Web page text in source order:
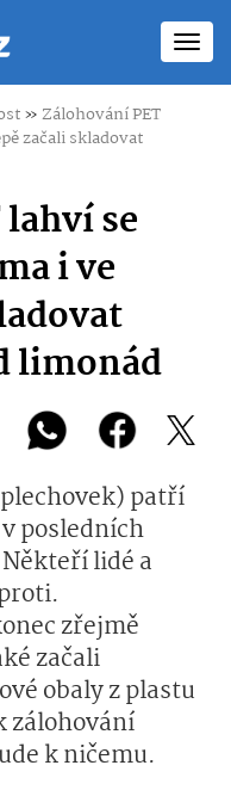
»Zálohování PET
začali skladovat
se
i ve
limonád
patří
posledních
lidé a
zřejmě
začali
obaly z plastu
zálohování
k ničemu.